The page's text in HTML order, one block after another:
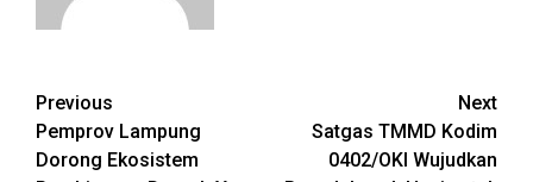
Post
navigation
Previous
Pemprov Lampung
Dorong Ekosistem
Next
Satgas TMMD Kodim
0402/OKI Wujudkan